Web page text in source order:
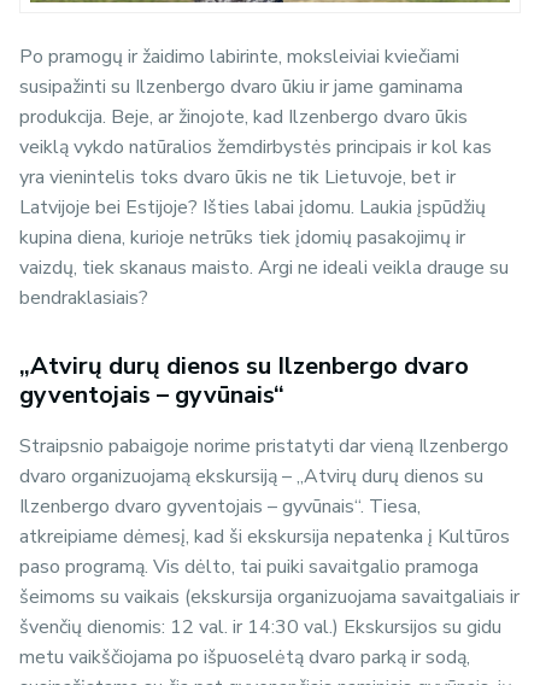
Po pramogų ir žaidimo labirinte, moksleiviai kviečiami
susipažinti su Ilzenbergo dvaro ūkiu ir jame gaminama
produkcija. Beje, ar žinojote, kad Ilzenbergo dvaro ūkis
veiklą vykdo natūralios žemdirbystės principais ir kol kas
yra vienintelis toks dvaro ūkis ne tik Lietuvoje, bet ir
Latvijoje bei Estijoje? Išties labai įdomu. Laukia įspūdžių
kupina diena, kurioje netrūks tiek įdomių pasakojimų ir
vaizdų, tiek skanaus maisto. Argi ne ideali veikla drauge su
bendraklasiais?
„Atvirų durų dienos su Ilzenbergo dvaro
gyventojais – gyvūnais“
Straipsnio pabaigoje norime pristatyti dar vieną Ilzenbergo
dvaro organizuojamą ekskursiją – „Atvirų durų dienos su
Ilzenbergo dvaro gyventojais – gyvūnais“. Tiesa,
atkreipiame dėmesį, kad ši ekskursija nepatenka į Kultūros
paso programą. Vis dėlto, tai puiki savaitgalio pramoga
šeimoms su vaikais (ekskursija organizuojama savaitgaliais ir
švenčių dienomis: 12 val. ir 14:30 val.) Ekskursijos su gidu
metu vaikščiojama po išpuoselėtą dvaro parką ir sodą,